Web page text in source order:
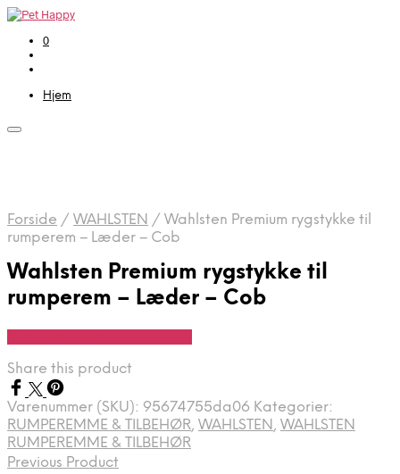
0
Hjem
Forside / WAHLSTEN / Wahlsten Premium rygstykke til
rumperem – Læder – Cob
Wahlsten Premium rygstykke til
rumperem – Læder – Cob
Share this product
Varenummer (SKU): 95674755da06 Kategorier:
RUMPEREMME & TILBEHØR, WAHLSTEN, WAHLSTEN
RUMPEREMME & TILBEHØR
Previous Product